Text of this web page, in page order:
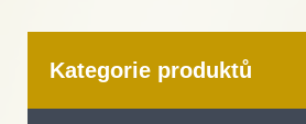
Kategorie produktů